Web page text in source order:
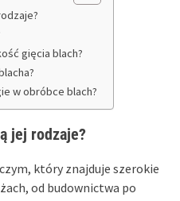
gięcia blach?
w obróbce blach?
jej rodzaje?
który znajduje szerokie
od budownictwa po